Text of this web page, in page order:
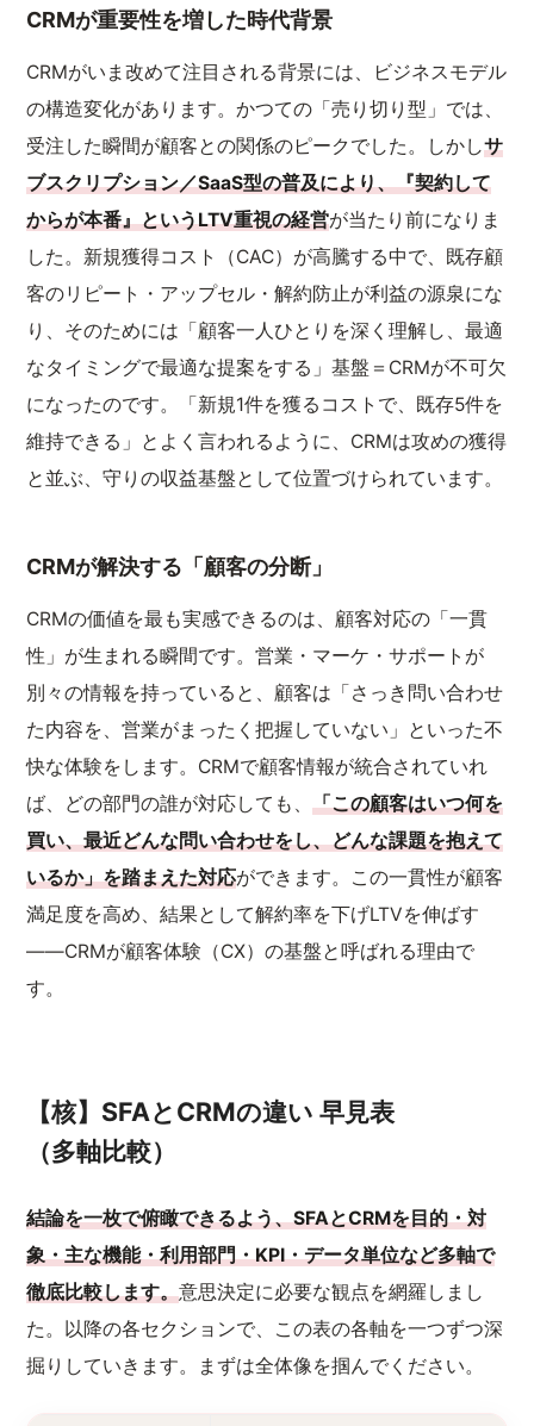
CRMが重要性を増した時代背景
CRMがいま改めて注目される背景には、ビジネスモデル
の構造変化があります。かつての「売り切り型」では、
受注した瞬間が顧客との関係のピークでした。しかしサ
ブスクリプション／SaaS型の普及により、『契約して
からが本番』というLTV重視の経営が当たり前になりま
した。新規獲得コスト（CAC）が高騰する中で、既存顧
客のリピート・アップセル・解約防止が利益の源泉にな
り、そのためには「顧客一人ひとりを深く理解し、最適
なタイミングで最適な提案をする」基盤＝CRMが不可欠
になったのです。「新規1件を獲るコストで、既存5件を
維持できる」とよく言われるように、CRMは攻めの獲得
と並ぶ、守りの収益基盤として位置づけられています。
CRMが解決する「顧客の分断」
CRMの価値を最も実感できるのは、顧客対応の「一貫
性」が生まれる瞬間です。営業・マーケ・サポートが
別々の情報を持っていると、顧客は「さっき問い合わせ
た内容を、営業がまったく把握していない」といった不
快な体験をします。CRMで顧客情報が統合されていれ
ば、どの部門の誰が対応しても、「この顧客はいつ何を
買い、最近どんな問い合わせをし、どんな課題を抱えて
いるか」を踏まえた対応ができます。この一貫性が顧客
満足度を高め、結果として解約率を下げLTVを伸ばす
——CRMが顧客体験（CX）の基盤と呼ばれる理由で
す。
【核】SFAとCRMの違い 早見表
（多軸比較）
結論を一枚で俯瞰できるよう、SFAとCRMを目的・対
象・主な機能・利用部門・KPI・データ単位など多軸で
徹底比較します。意思決定に必要な観点を網羅しまし
た。以降の各セクションで、この表の各軸を一つずつ深
掘りしていきます。まずは全体像を掴んでください。